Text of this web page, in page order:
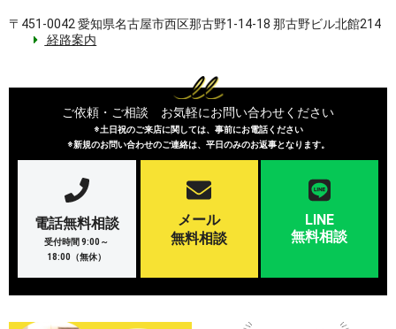
〒451-0042 愛知県名古屋市西区那古野1-14-18 那古野ビル北館214
経路案内
ご依頼・ご相談 お気軽にお問い合わせください
※土日祝のご来店に関しては、事前にお電話ください
※新規のお問い合わせのご連絡は、平日のみのお返事となります。
電話無料相談
受付時間 9:00～
18:00（無休）
メール
無料相談
LINE
無料相談